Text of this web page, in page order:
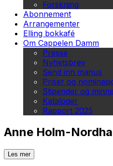
Forskning
Abonnement
Arrangementer
Elling bokkafé
Om Cappelen Damm
Presse
Nyhetsbrev
Send inn manus
Priser og
Stipender og
Kataloger
Rapport 2025
Anne Holm-
Les mer